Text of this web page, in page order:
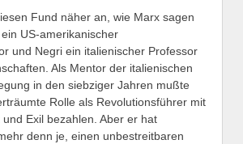
Fund näher an, wie Marx sagen
US-amerikanischer
und Negri ein italienischer Professor
Als Mentor der italienischen
in den siebziger Jahren mußte
Rolle als Revolutionsführer mit
Exil bezahlen. Aber er hat
denn je, einen unbestreitbaren